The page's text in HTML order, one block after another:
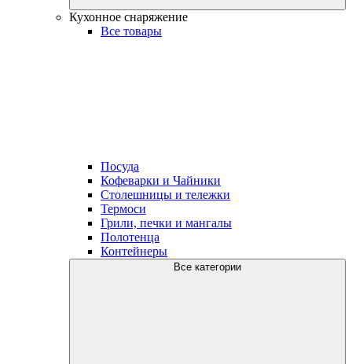
Кухонное снаряжение
Все товары
Посуда
Кофеварки и Чайники
Столешницы и тележки
Термоси
Грили, печки и мангалы
Полотенца
Контейнеры
Все категории